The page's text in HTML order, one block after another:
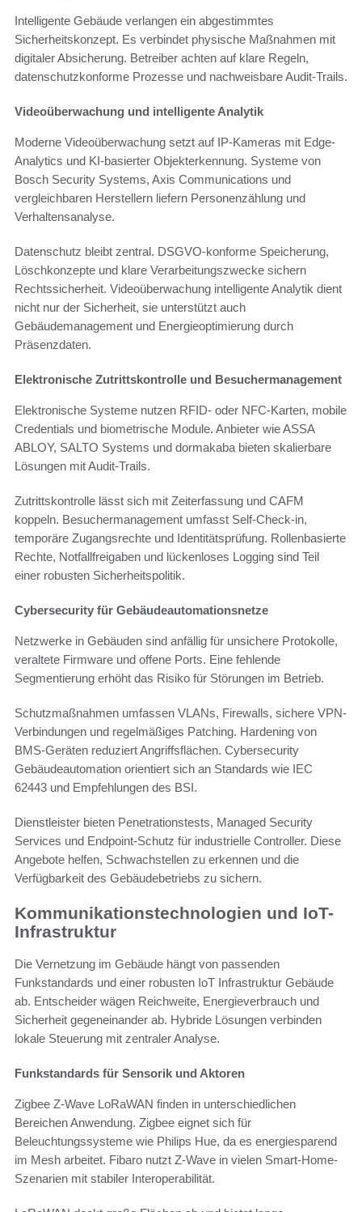
Intelligente Gebäude verlangen ein abgestimmtes
Sicherheitskonzept. Es verbindet physische Maßnahmen mit
digitaler Absicherung. Betreiber achten auf klare Regeln,
datenschutzkonforme Prozesse und nachweisbare Audit-Trails.
Videoüberwachung und intelligente Analytik
Moderne Videoüberwachung setzt auf IP-Kameras mit Edge-
Analytics und KI-basierter Objekterkennung. Systeme von
Bosch Security Systems, Axis Communications und
vergleichbaren Herstellern liefern Personenzählung und
Verhaltensanalyse.
Datenschutz bleibt zentral. DSGVO-konforme Speicherung,
Löschkonzepte und klare Verarbeitungszwecke sichern
Rechtssicherheit. Videoüberwachung intelligente Analytik dient
nicht nur der Sicherheit, sie unterstützt auch
Gebäudemanagement und Energieoptimierung durch
Präsenzdaten.
Elektronische Zutrittskontrolle und Besuchermanagement
Elektronische Systeme nutzen RFID- oder NFC-Karten, mobile
Credentials und biometrische Module. Anbieter wie ASSA
ABLOY, SALTO Systems und dormakaba bieten skalierbare
Lösungen mit Audit-Trails.
Zutrittskontrolle lässt sich mit Zeiterfassung und CAFM
koppeln. Besuchermanagement umfasst Self-Check-in,
temporäre Zugangsrechte und Identitätsprüfung. Rollenbasierte
Rechte, Notfallfreigaben und lückenloses Logging sind Teil
einer robusten Sicherheitspolitik.
Cybersecurity für Gebäudeautomationsnetze
Netzwerke in Gebäuden sind anfällig für unsichere Protokolle,
veraltete Firmware und offene Ports. Eine fehlende
Segmentierung erhöht das Risiko für Störungen im Betrieb.
Schutzmaßnahmen umfassen VLANs, Firewalls, sichere VPN-
Verbindungen und regelmäßiges Patching. Hardening von
BMS-Geräten reduziert Angriffsflächen. Cybersecurity
Gebäudeautomation orientiert sich an Standards wie IEC
62443 und Empfehlungen des BSI.
Dienstleister bieten Penetrationstests, Managed Security
Services und Endpoint-Schutz für industrielle Controller. Diese
Angebote helfen, Schwachstellen zu erkennen und die
Verfügbarkeit des Gebäudebetriebs zu sichern.
Kommunikationstechnologien und IoT-
Infrastruktur
Die Vernetzung im Gebäude hängt von passenden
Funkstandards und einer robusten IoT Infrastruktur Gebäude
ab. Entscheider wägen Reichweite, Energieverbrauch und
Sicherheit gegeneinander ab. Hybride Lösungen verbinden
lokale Steuerung mit zentraler Analyse.
Funkstandards für Sensorik und Aktoren
Zigbee Z-Wave LoRaWAN finden in unterschiedlichen
Bereichen Anwendung. Zigbee eignet sich für
Beleuchtungssysteme wie Philips Hue, da es energiesparend
im Mesh arbeitet. Fibaro nutzt Z-Wave in vielen Smart-Home-
Szenarien mit stabiler Interoperabilität.